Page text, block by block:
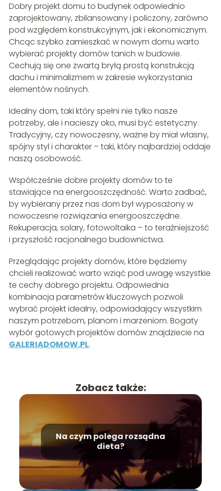
Dobry projekt domu to budynek odpowiednio
zaprojektowany, zbilansowany i policzony, zarówno
pod względem konstrukcyjnym, jak i ekonomicznym.
Chcąc szybko zamieszkać w nowym domu warto
wybierać projekty domów tanich w budowie.
Cechują się one zwartą bryłą prostą konstrukcją
dachu i minimalizmem w zakresie wykorzystania
elementów nośnych.
Idealny dom, taki który spełni nie tylko nasze
potrzeby, ale i nacieszy oko, musi być estetyczny.
Tradycyjny, czy nowoczesny, ważne by miał własny,
spójny styl i charakter – taki, który najbardziej oddaje
naszą osobowość.
Współcześnie dobre projekty domów to te
stawiające na energooszczędność. Warto zadbać,
by wybierany przez nas dom był wyposażony w
nowoczesne rozwiązania energooszczędne.
Rekuperacja, solary, fotowoltaika – to teraźniejszość
i przyszłość racjonalnego budownictwa.
Przeglądając projekty domów, które będziemy
chcieli realizować warto wziąć pod uwagę wszystkie
te cechy dobrego projektu. Odpowiednia
kombinacja parametrów kluczowych pozwoli
wybrać projekt idealny, odpowiadający wszystkim
naszym potrzebom, planom i marzeniom. Bogaty
wybór gotowych projektów domów znajdziecie na
GALERIADOMOW.PL.
Zobacz także:
Na czym polega rozsądna
dieta?